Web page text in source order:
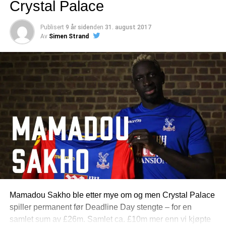
til 1.januar 2019 for Premier League klubbene.
Danny Ings forlot Liverpool helt på tampen igår kveld, og
har signert for 4 år for sørkystklubben – så kanskje på tide
at vi gir litt tilbake til dem også. Overgangen er første
sesongen et rent lån, men at overgangen gjøres
permanent fra 01.07.19 for 3 år – og Soton er forpliktet til å
kjøpe ham for £18m + 2m ved visse klausuler. Liverpool
har også sikret seg 20% av et eventuelt videresalg av den
populære spilleren. Ings kom til Liverpool for £6,5m i
2015, og når han nå forlater klubben neste sommer må
klubben også ut med 20% av overskuddet til Burnley som
del av avtale om 20% videresalgsklausul som også de
satt inn i avtalen den gangen….
kommer – en fantastisk hyggelig og flott spiller – som
desverre fikk sin tid på Anfieldf ødelagt av to stygge
korsbåndskader – som igjen gjorde at det stoppet på 25
Crystal Palace
Publisert 9 år sidenden 31. august 2017
Av Simen Strand
Mamadou Sakho ble etter mye om og men Crystal Palace
spiller permanent før Deadline Day stengte – for en
samlet sum av £26m. Samlet ca. £10m mer enn vi kjøpte